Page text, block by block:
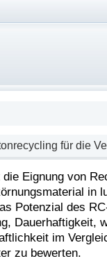
für die
Eignung von
in
Potenzial des
Dauerhaftigkeit,
im
zu bewerten.